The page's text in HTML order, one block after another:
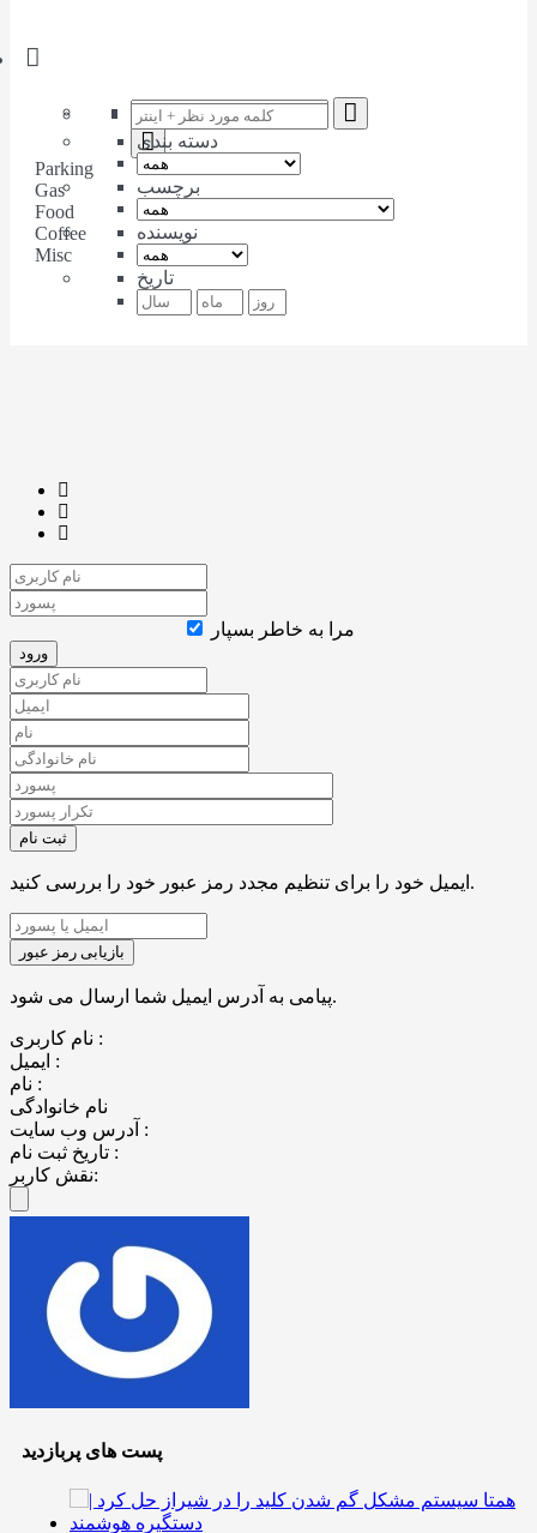
Parking
Gas
Food
Coffee
Misc
دسته بندی
برچسب
نویسنده
تاریخ
مرا به خاطر بسپار
ایمیل خود را برای تنظیم مجدد رمز عبور خود را بررسی کنید.
پیامی به آدرس ایمیل شما ارسال می شود.
نام کاربری :
ایمیل :
نام :
نام خانوادگی
آدرس وب سایت :
تاریخ ثبت نام :
نقش کاربر:
پست های پربازدید